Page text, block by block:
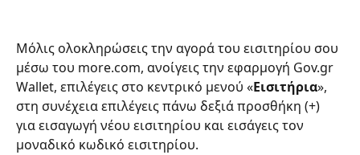
Μόλις ολοκληρώσεις την αγορά του εισιτηρίου σου
μέσω του more.com, ανοίγεις την εφαρμογή Gov.gr
Wallet, επιλέγεις στο κεντρικό μενού «Εισιτήρια»,
στη συνέχεια επιλέγεις πάνω δεξιά προσθήκη (+)
για εισαγωγή νέου εισιτηρίου και εισάγεις τον
μοναδικό κωδικό εισιτηρίου. ​